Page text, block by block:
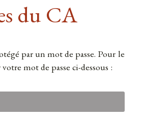
du CA
par un mot de passe. Pour le
mot de passe ci-dessous :